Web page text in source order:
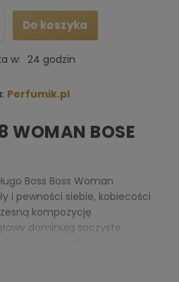
Do koszyka
w: 24 godzin
Perfumik.pl
WOMAN BOSE
Boss Boss Woman
i pewności siebie, kobiecości
kompozycję
dominują soczyste
i rozgrzewające
akordy frezji, passiflory i